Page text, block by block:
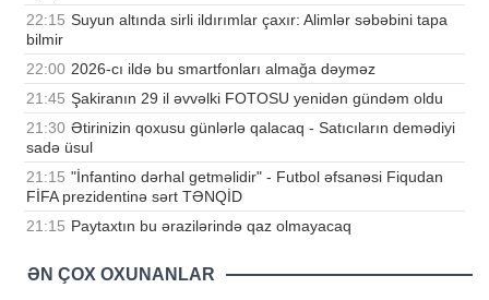
22:15 Suyun altında sirli ildırımlar çaxır: Alimlər səbəbini tapa
bilmir
22:00 2026-cı ildə bu smartfonları almağa dəyməz
21:45 Şakiranın 29 il əvvəlki FOTOSU yenidən gündəm oldu
21:30 Ətirinizin qoxusu günlərlə qalacaq - Satıcıların demədiyi
sadə üsul
21:15 "İnfantino dərhal getməlidir" - Futbol əfsanəsi Fiqudan
FİFA prezidentinə sərt TƏNQİD
21:15 Paytaxtın bu ərazilərində qaz olmayacaq
ƏN ÇOX OXUNANLAR